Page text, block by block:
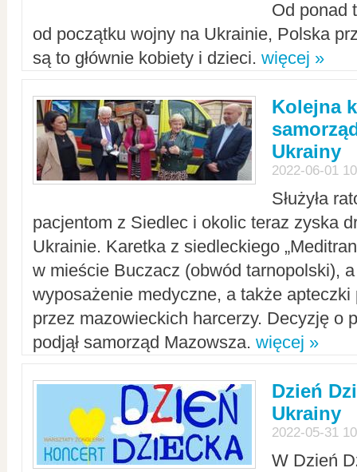
Od ponad
od początku wojny na Ukrainie, Polska
są to głównie kobiety i dzieci. więcej »
Kolejna
Ukrainy
2022-06-01
Służyła
pacjentom z Siedlec i okolic teraz zyska
Ukrainie. Karetka z siedleckiego
w mieście Buczacz (obwód tarnopolski),
wyposażenie medyczne, a także apteczki
przez mazowieckich harcerzy. Decyzję o
podjął samorząd Mazowsza. więcej »
Dzień
Ukrainy
2022-05-31
W Dzień